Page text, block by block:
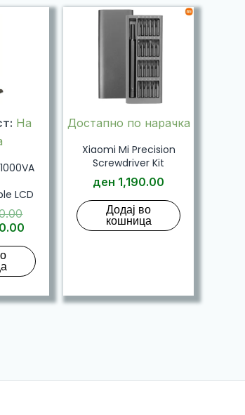
На
LCD
Original
price
ден 15,980.00.
Current
is:
ден 14,930.00.
Достапно по нарачка
Xiaomi Mi Precision
Screwdriver Kit
ден 1,190.00
Додај во
кошница